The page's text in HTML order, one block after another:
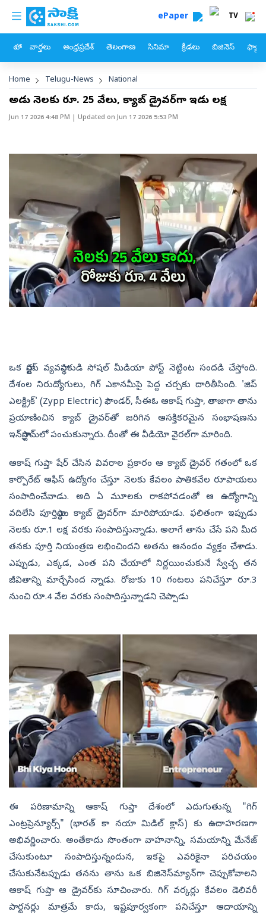
Skip to main content
custom menu ePaper TV
హోం వార్తలు ఆంధ్రప్రదేశ్ తెలంగాణ సినిమా క్రీడలు బిజినెస్
Breadcrumb
Home Telugu-News National
అపుడు నెలకు రూ. 25 వేలు, క్యాబ్‌ డ్రైవర్‌గా ఇపుడు లక్ష
Jun 17 2026 4:48 PM | Updated onJun 17 2026 5:53 PM
ఒక స్టార్టప్ వ్యవస్థాపకుడి సోషల్ మీడియా పోస్ట్‌ నెట్టింట సందడి చేస్తోంది.
దేశంల నిరుద్యోగులు, గిగ్ ఎకానమీపై పెద్ద చర్చకు దారితీసింది. 'జిప్
ఎలక్ట్రిక్' (Zypp Electric) ఫౌండర్‌, సీఈఓ ఆకాష్ గుప్తా, తాజాగా తాను
ప్రయాణించిన క్యాబ్ డ్రైవర్‌తో జరిగిన ఆసక్తికరమైన సంభాషణను
ఇన్‌స్టాగ్రామ్‌లో పంచుకున్నారు. దీంతో ఈ వీడియో వైరల్‌గా మారింది.
ఆకాష్‌ గుప్తా షేర్‌ చేసిన వివరాల ప్రకారం ఆ క్యాబ్ డ్రైవర్ గతంలో ఒక
కార్పొరేట్ ఆఫీస్ ఉద్యోగం చేస్తూ నెలకు కేవలం పాతికవేల రూపాయలు
సంపాదించేవాడు. అది ఏ మూలకు రాకపోవడంతో ఆ ఉద్యోగాన్ని
వదిలేసి పూర్తిస్థాయి క్యాబ్ డ్రైవర్‌గా మారిపోయాడు. ఫలితంగా ఇప్పుడు
నెలకు రూ.1 లక్ష వరకు సంపాదిస్తున్నాడు. అలాగే తాను చేసే పని మీద
తనకు పూర్తి నియంత్రణ లభించిందని అతను ఆనందం వ్యక్తం చేశాడు.
ఎప్పుడు, ఎక్కడ, ఎంత పని చేయాలో నిర్ణయించుకునే స్వేచ్ఛ తన
జీవితాన్ని మార్చేసింద న్నాడు. రోజుకు 10 గంటలు పనిచేస్తూ రూ.3
నుంచి రూ.4 వేల వరకు సంపాదిస్తున్నాడని చెప్పాడు
ఈ పరిణామాన్ని ఆకాష్ గుప్తా దేశంలో ఎదుగుతున్న "గిగ్
ఎంట్రప్రెన్యూర్స్" (భారత్ కా నయా మిడిల్ క్లాస్) కు ఉదాహరణగా
అభివర్ణించారు. అంతేకాదు సొంతంగా వాహనాన్ని, సమయాన్ని మేనేజ్
చేసుకుంటూ సంపాదిస్తున్నందున, ఇకపై ఎవరికైనా పరిచయం
చేసుకునేటప్పుడు తనను తాను ఒక బిజినెస్‌మ్యాన్‌గా చెప్పుకోవాలని
ఆకాష్ గుప్తా ఆ డ్రైవర్‌కు సూచించారు. గిగ్‌ వర్కర్లు కేవలం డెలివరీ
పార్టనర్లు మాత్రమే కాదు, ఇష్టపూర్వకంగా పనిచేస్తూ ఆదాయాన్ని